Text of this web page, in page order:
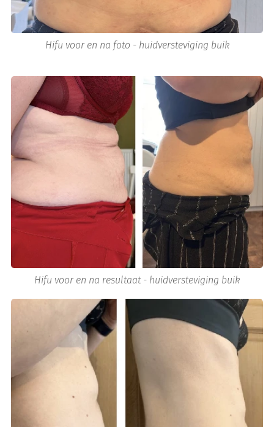
Hifu voor en na foto - huidversteviging buik
Hifu voor en na resultaat - huidversteviging buik